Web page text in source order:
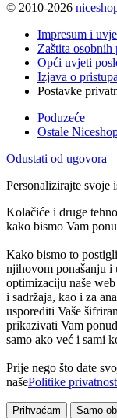
© 2010-2026
Impresum i
Zaštita osobnih
Opći uvjeti
Izjava o
Postavke
Poduzeće
Ostale
Odustati od ugovora
Personalizirajte svoje
Kolačiće i druge
kako bismo Vam
Kako bismo to
njihovom ponašanju i
optimizaciju naše
i sadržaja, kao i za
usporediti Vaše
prikazivati Vam
samo ako već i sami
Prije nego što date
našePolitike
Prihvaćam Samo